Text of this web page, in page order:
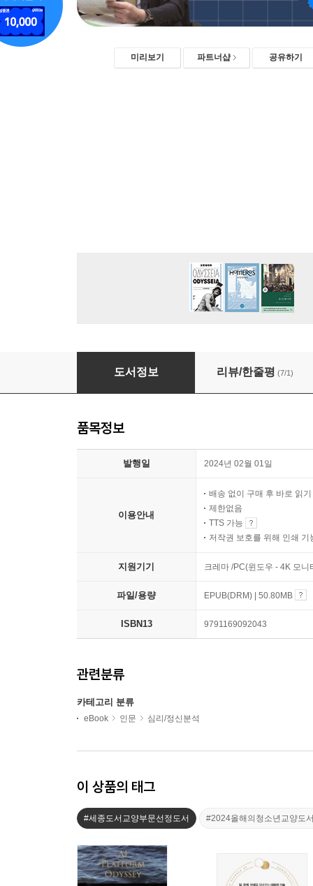
미리보기 파트너샵 공유하기
의료쇼핑, 나는 병원에 간다
도서정보 리뷰/한줄평 (7/1)
품목정보
발행일 2024년 02월 01일
이용안내
배송 없이 구매 후 바로 읽기
제한없음
TTS 가능
저작권 보호를 위해 인쇄 기
지원기기 크레마 /PC(윈도우 - 4K 모
파일/용량 EPUB(DRM) | 50.80MB
ISBN13 9791169092043
관련분류
카테고리 분류
eBook 인문 심리/정신분석
이 상품의 태그
#세종도서교양부문선정도서 #2024올해의청소년교양도